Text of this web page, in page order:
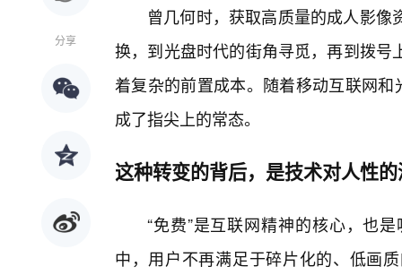
分享
曾几何时，获取高质量的成人影
换，到光盘时代的街角寻觅，再到拨
着复杂的前置成本。随着移动互联网
成了指尖上的常态。
这种转变的背后，是技术对人性
“免费”是互联网精神的核心，也
中，用户不再满足于碎片化的、低画